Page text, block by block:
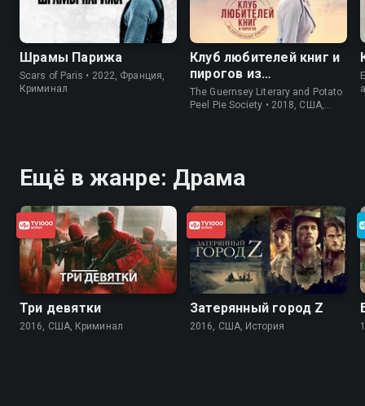
Шрамы Парижа
Scars of Paris • 2022, Франция,
Криминал
Клуб любителей книг и
пирогов из
картофельных
очистков
The Guernsey Literary and Potato
Peel Pie Society • 2018, США,
Ещё в жанре: Драма
Три девятки
2016, США, Криминал
Затерянный город Z
2016, США, История